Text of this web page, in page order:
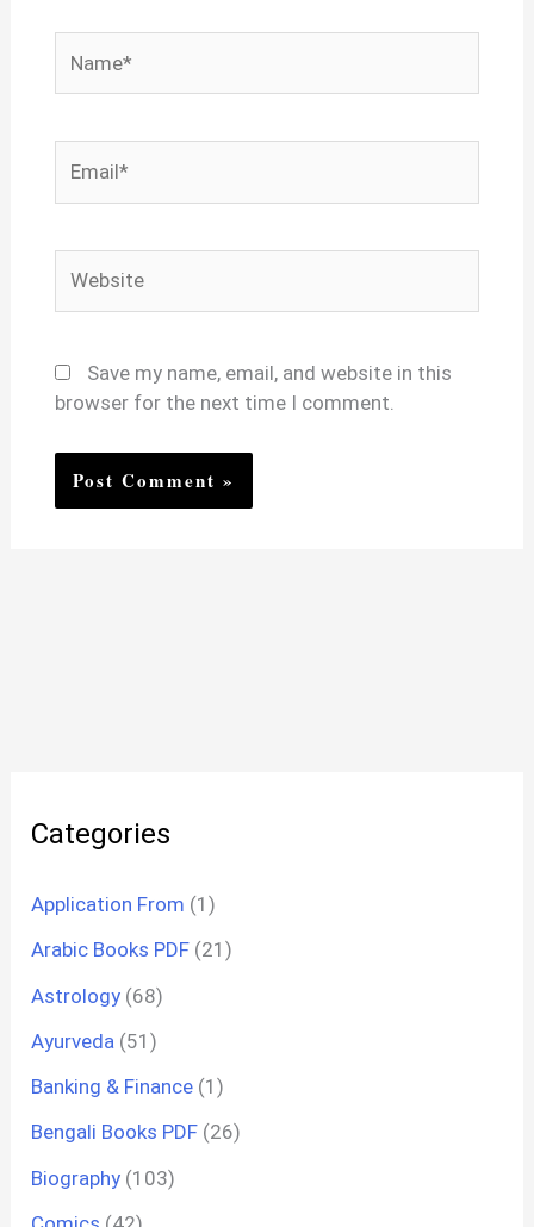
Save my name, email, and website in this
browser for the next time I comment.
Categories
Application From (1)
Arabic Books PDF (21)
Astrology (68)
Ayurveda (51)
Banking & Finance (1)
Bengali Books PDF (26)
Biography (103)